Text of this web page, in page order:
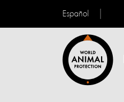
Español